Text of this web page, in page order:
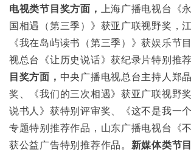
电视类节目奖方面， 上海广播电视台《
国相遇（第三季）》获亚广联视野奖，
《我在岛屿读书（第三季）》获娱乐节
视总台《让历史说话》获纪录片特别推荐
目奖方面， 中央广播电视总台主持人郑
奖、《我们的三次相遇》获亚广联视野
说书人》获特别评审奖、《这不是我一
专题特别推荐作品，山东广播电视台《
获公益广告特别推荐作品。 新媒体类节